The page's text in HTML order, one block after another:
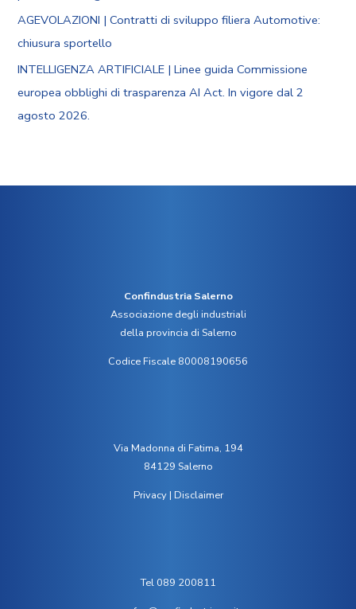
AGEVOLAZIONI | Contratti di sviluppo filiera Automotive:
chiusura sportello
INTELLIGENZA ARTIFICIALE | Linee guida Commissione
europea obblighi di trasparenza AI Act. In vigore dal 2
agosto 2026.
Confindustria Salerno
Associazione degli industriali
della provincia di Salerno
Codice Fiscale 80008190656
Via Madonna di Fatima, 194
84129 Salerno
Privacy| Disclaimer
Tel 089 200811